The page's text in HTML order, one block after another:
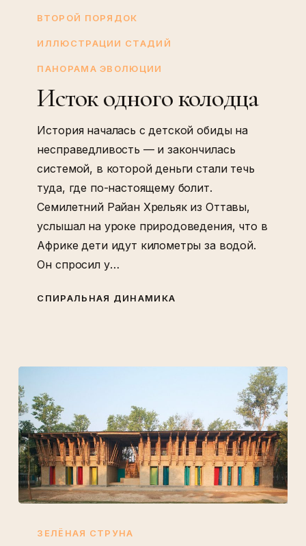
одного
ВТОРОЙ ПОРЯДОК
ИЛЛЮСТРАЦИИ СТАДИЙ
ПАНОРАМА ЭВОЛЮЦИИ
Исток одного колодца
История началась с детской обиды на
несправедливость — и закончилась
системой, в которой деньги стали течь
туда, где по-настоящему болит.
Семилетний Райан Хрельяк из Оттавы,
услышал на уроке природоведения, что в
Африке дети идут километры за водой.
Он спросил у…
СПИРАЛЬНАЯ ДИНАМИКА
построенная
ЗЕЛЁНАЯ СТРУНА